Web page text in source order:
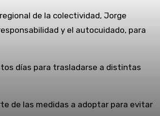
de la colectividad, Jorge
y el autocuidado, para
días para trasladarse a distintas
de las medidas a adoptar para evitar